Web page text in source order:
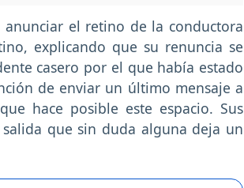
el retino de la conductora
explicando que su renuncia se
casero por el que había estado
de enviar un último mensaje a
hace posible este espacio. Sus
que sin duda alguna deja un